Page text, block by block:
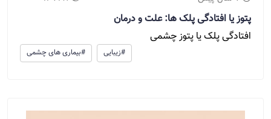
پتوز یا افتادگی پلک ها: علت و درمان
افتادگی پلک یا پتوز چشمی
#بیماری های چشمی #زیبایی